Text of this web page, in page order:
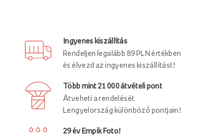
Ingyenes kiszállítás
Rendeljen legalább 89 PLN értékben
és élvezd az ingyenes kiszállítást!
Több mint 21 000 átvételi pont
Átveheti a rendelését
Lengyelország különböző pontjain!
29 év Empik Foto!